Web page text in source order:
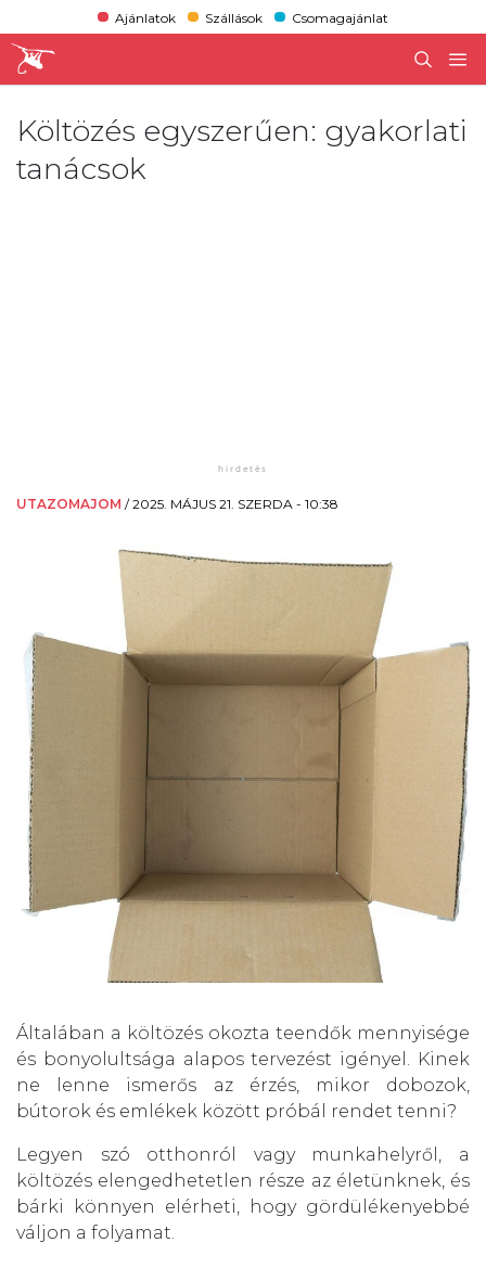
Ajánlatok Szállások Csomagajánlat
Költözés egyszerűen: gyakorlati
tanácsok
UTAZOMAJOM /2025. MÁJUS 21. SZERDA - 10:38
Általában a költözés okozta teendők mennyisége
és bonyolultsága alapos tervezést igényel. Kinek
ne lenne ismerős az érzés, mikor dobozok,
bútorok és emlékek között próbál rendet tenni?
Legyen szó otthonról vagy munkahelyről, a
költözés elengedhetetlen része az életünknek, és
bárki könnyen elérheti, hogy gördülékenyebbé
váljon a folyamat.